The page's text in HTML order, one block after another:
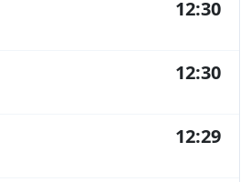
12:30
12:30
12:29